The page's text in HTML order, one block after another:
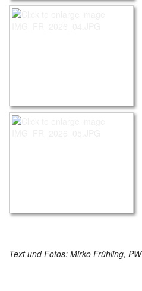
Text und Fotos: Mirko Frühling, PW